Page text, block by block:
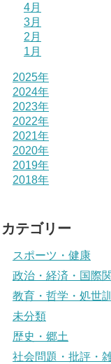
4月
3月
2月
1月
2025年
2024年
2023年
2022年
2021年
2020年
2019年
2018年
カテゴリー
スポーツ・健康
政治・経済・国際
教育・哲学・処世
未分類
歴史・郷土
社会問題・批評・